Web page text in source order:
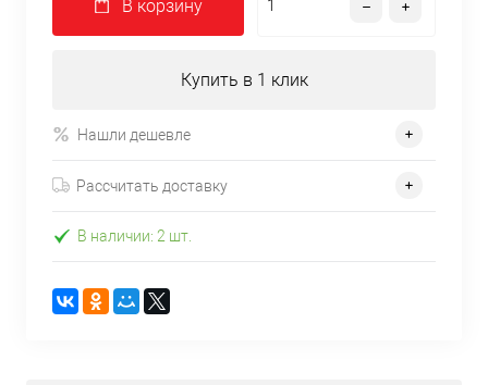
В корзину
Купить в 1 клик
Нашли дешевле
Рассчитать доставку
В наличии: 2 шт.